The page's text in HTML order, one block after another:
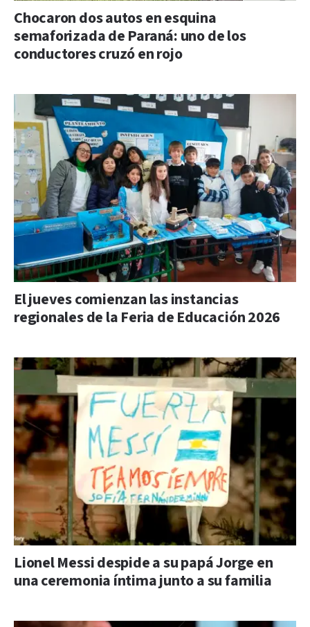
Chocaron dos autos en esquina
semaforizada de Paraná: uno de los
conductores cruzó en rojo
El jueves comienzan las instancias
regionales de la Feria de Educación 2026
Lionel Messi despide a su papá Jorge en
una ceremonia íntima junto a su familia